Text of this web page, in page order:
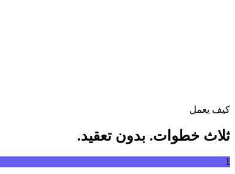
كيف يعمل
ثلاث خطوات. بدون تعقيد.
1